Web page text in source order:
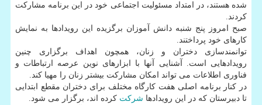
شده هستند، در امتداد مسئولیت اجتماعی خود در این برنامه مشاركت
كردند.
صبح امروز پنج شنبه دانش آموزان برگزیده این رویدادها به نمایش
كارهای خود پرداختند.
توانمندسازی دختران و زنان، همچون اهداف برگزاری چنین
رویدادهایی است. آشنایی آنها با ابزارهای نوین عرصه ارتباطات و
فناوری اطلاعات می تواند امكان مشاركت بیشتر زنان را مهیا كند.
در كنار برنامه اصلی هفت كارگاه مختلف برای دختران مقطع ابتدایی
تا دبیرستان كه در این رویدادها شركت كرده اند، برگزار می شود.